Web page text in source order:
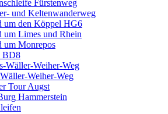
Fürstenweg
und Keltenwanderweg
um den Köppel HG6
um Limes und Rhein
um Monrepos
BD8
Wäller-Weiher-Weg
Weiher-Weg
Tour Augst
Hammerstein